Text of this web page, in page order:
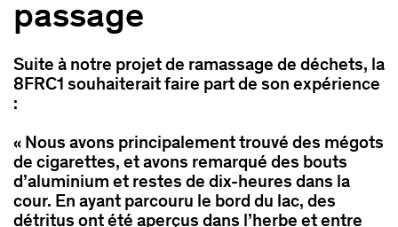
passage
Suite à notre projet de ramassage de déchets, la
8FRC1 souhaiterait faire part de son expérience
:
« Nous avons principalement trouvé des mégots
de cigarettes, et avons remarqué des bouts
d’aluminium et restes de dix-heures dans la
cour. En ayant parcouru le bord du lac, des
détritus ont été aperçus dans l’herbe et entre